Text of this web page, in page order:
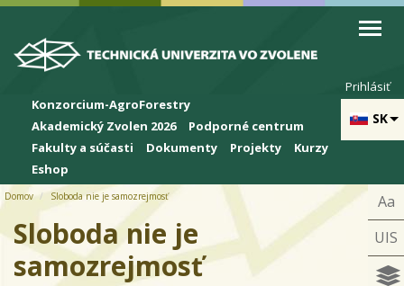
Skip to cookies
Skip to navigation
Skočiť na hlavný obsah
SK
Prihlásiť
Konzorcium-AgroForestry
Akademický Zvolen 2026
Podporné centrum
Fakulty a súčasti
Dokumenty Projekty
Kurzy
Eshop
Aa
UIS
Domov Sloboda nie je samozrejmosť
Sloboda nie je
samozrejmosť